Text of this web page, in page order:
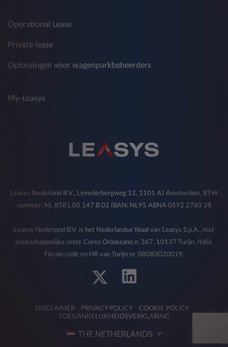
Operational Lease
Private lease
Oplossingen voor wagenparkbeheerders
My-Leasys
Leasys Nederland B.V., Lemelerbergweg 12, 1101 AJ Amsterdam, BTW
nummer: NL 8581.05.147.B.01 IBAN: NL95 ABNA 0592 2783 28
Leasys Nederland B.V. is het Nederlandse filiaal van Leasys S.p.A., met
maatschappelijke zetel: Corso Orbassano n. 367, 10137 Turijn, Italië,
Fiscale code en HR van Turijn nr. 08083020019.
DISCLAIMER PRIVACY POLICY
COOKIE POLICY
TOEGANKELIJKHEIDSVERKLARING
THE NETHERLANDS